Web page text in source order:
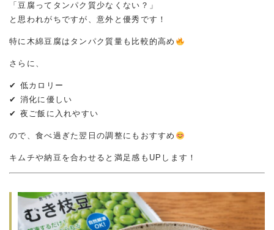
「豆腐ってタンパク質少なくない？」
と思われがちですが、意外と優秀です！
特に木綿豆腐はタンパク質量も比較的高め
さらに、
✔ 低カロリー
✔ 消化に優しい
✔ 夜ご飯に入れやすい
ので、食べ過ぎた翌日の調整にもおすすめ
キムチや納豆を合わせると満足感もUPします！